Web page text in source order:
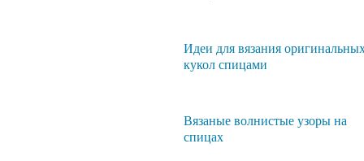
Идеи для вязания
кукол спицами
Вязаные волнистые узоры на
спицах